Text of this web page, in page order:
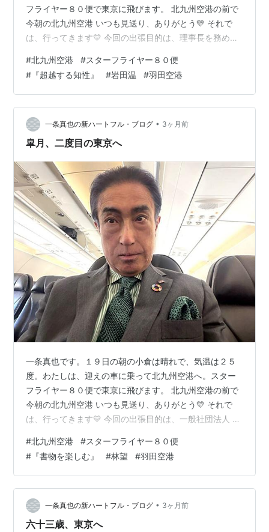
フライヤー８０便で東京に飛びます。 北九州空港の前で
今朝の北九州空港 いつも見送り、ありがとう💛 それで
は、行ってきます💛 今回の出張目的は、理事長を務める
所の「葬祭等に関する意識調査」ウェビナー報告会への
参加、社外監査役を務める互助会保証株式会社の監査役
会および取締役会への参加がメインです。２８日には岐
阜羽島に移動して、顧問を務める全国冠婚葬祭互助会連
盟の中部ブロック研修会に参加します。その他、今夏に
出版予定の人間国宝・十四代 今泉今右衛門…
#北九州空港 #スターフライヤー８０便
# 『超越する知性』 #岩田温 #羽田空港
一条真也の新ハートフル・ブログ • 3ヶ月前
皐月、二度目の東京へ
一条真也です。１９日の朝の小倉は晴れで、気温は２５
度。わたしは、迎えの車に乗って北九州空港へ。スター
フライヤー８０便で東京に飛びます。 北九州空港の前で
今朝の北九州空港 いつも見送り、ありがとう💛 それで
は、行ってきます💛 今回の出張目的は、一般社団法人 全
団法人 冠婚葬祭文化振興財団の理事会に参加することが
メインです。その他、夏に出版予定の人間国宝・十四代
今泉今右衛門先生との対談本『「こころ」と「かたち」
と「うつわ」』（仮題、産経新聞出版）、秋に出版予定
の『コンパッショナリー・カンパニー』（講談社）、初
の歌集『禮の言霊』（オリーブの木）な…
#北九州空港 #スターフライヤー８０便
# 『書物を楽しむ』 #林望 #羽田空港
一条真也の新ハートフル・ブログ • 3ヶ月前
六十三歳、東京へ